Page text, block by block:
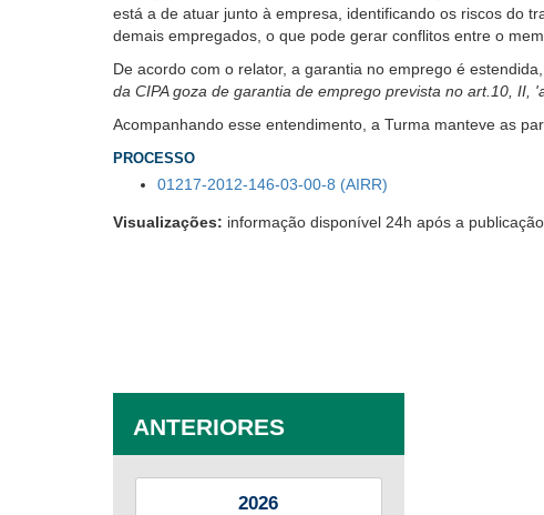
para
pessoas
baixa
visão.
está a de atuar junto à empresa, identificando os riscos do
demais empregados, o que pode gerar conflitos entre o
De acordo com o relator, a garantia no emprego é
da CIPA goza de garantia de emprego prevista no art.10,
Acompanhando esse entendimento, a Turma manteve as
PROCESSO
01217-2012-146-03-00-8 (AIRR)
Visualizações: informação disponível 24h após a publicação.
ANTERIORES
2026